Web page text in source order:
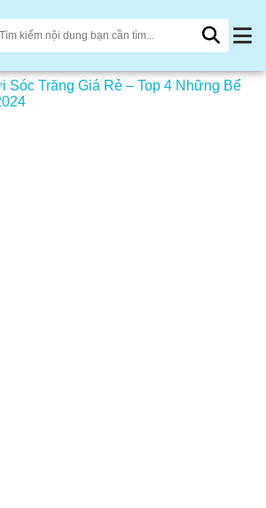
Sóc Trăng Giá Rẻ – Top 4 Những Bể